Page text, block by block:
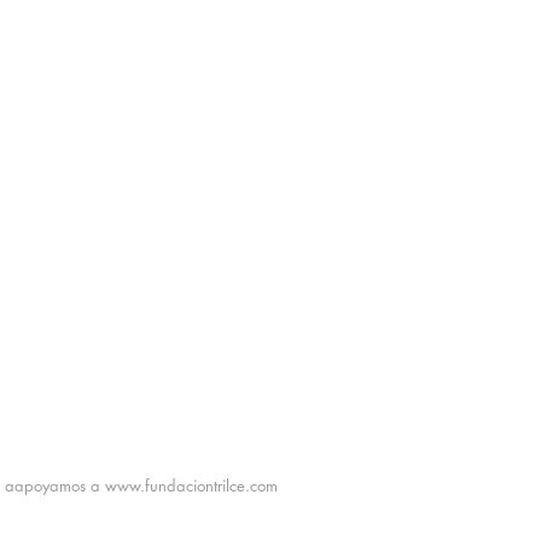
aapoyamos a www.fundaciontrilce.com